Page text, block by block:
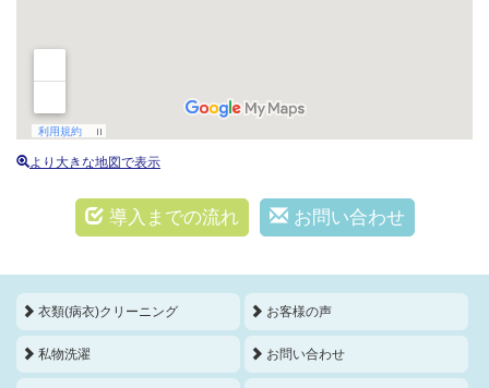
より大きな地図で表示
導入までの流れ お問い合わせ
衣類(病衣)クリーニング
私物洗濯
お客様の声
お問い合わせ